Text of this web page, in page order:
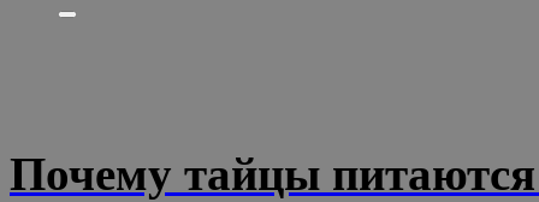
Почему тайцы